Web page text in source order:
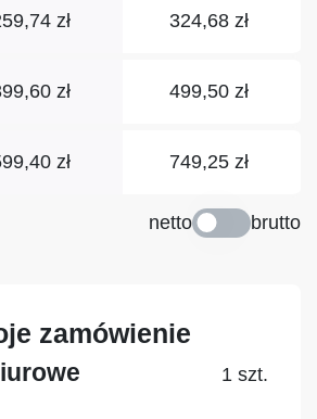
zł 324,68 zł
zł 499,50 zł
zł 749,25 zł
netto brutto
zamówienie
1 szt.